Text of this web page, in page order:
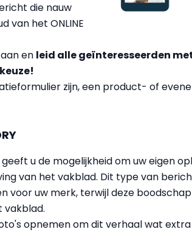
die nauw
van het ONLINE
en leid alle geïnteresseerden
zijn, een product- of
u de mogelijkheid om uw eigen
van het vakblad. Dit type van
voor uw merk, terwijl deze
vakblad.
opnemen om dit verhaal wat